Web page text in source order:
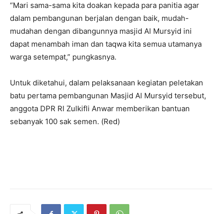
“Mari sama-sama kita doakan kepada para panitia agar
dalam pembangunan berjalan dengan baik, mudah-
mudahan dengan dibangunnya masjid Al Mursyid ini
dapat menambah iman dan taqwa kita semua utamanya
warga setempat,” pungkasnya.
Untuk diketahui, dalam pelaksanaan kegiatan peletakan
batu pertama pembangunan Masjid Al Mursyid tersebut,
anggota DPR RI Zulkifli Anwar memberikan bantuan
sebanyak 100 sak semen. (Red)